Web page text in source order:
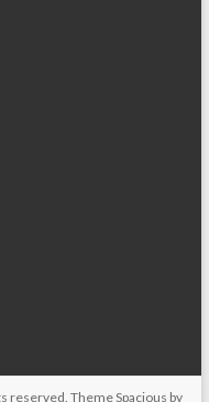
reserved. ThemeSpacious by